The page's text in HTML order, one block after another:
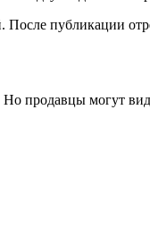
публикации
продавцы могут